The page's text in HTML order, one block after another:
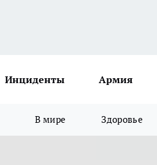
Инциденты Армия
В мире Здоровье